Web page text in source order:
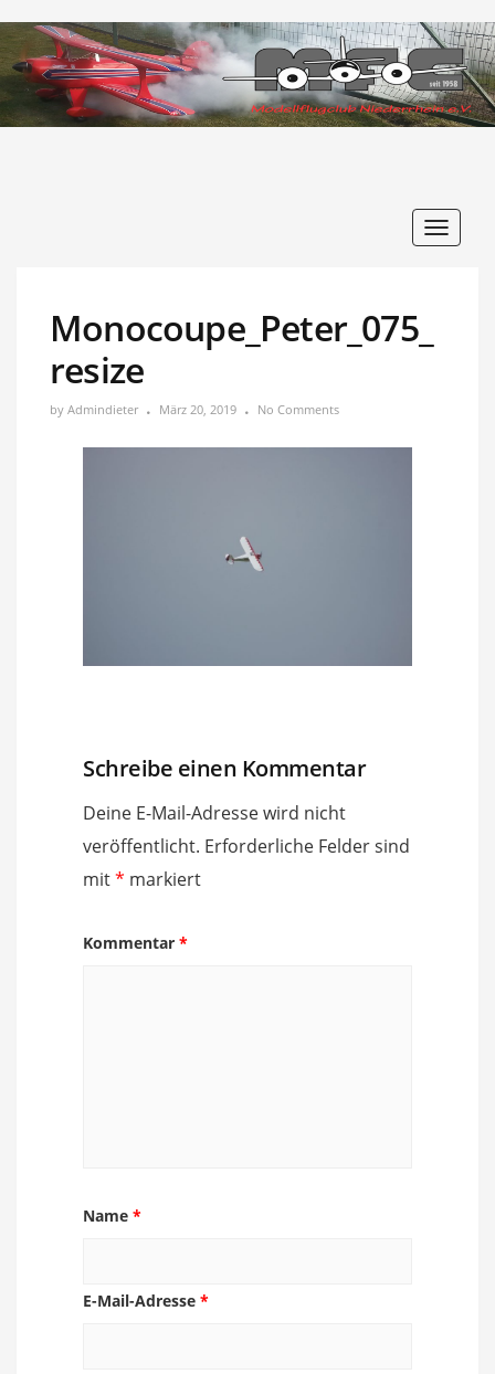
Toggle
Monocoupe_Peter_075_
resize
by Admindieter März 20, 2019 No Comments
Schreibe einen Kommentar
Deine E-Mail-Adresse wird nicht
veröffentlicht. Erforderliche Felder sind
mit* markiert
Kommentar *
Name *
E-Mail-Adresse *